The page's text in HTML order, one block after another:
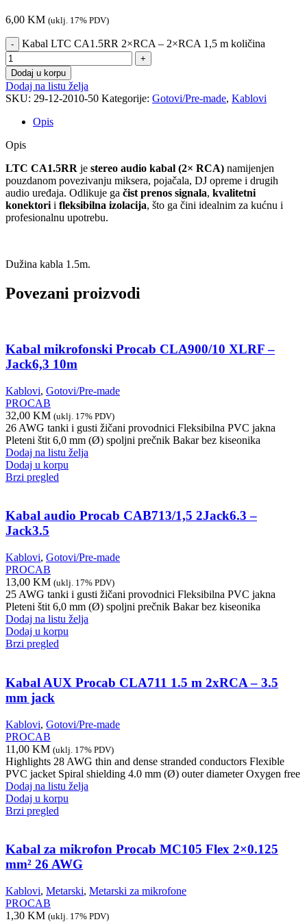
6,00 KM (uklj. 17% PDV)
Kabal LTC CA1.5RR 2×RCA – 2×RCA 1,5 m količina
Dodaj u korpu
Dodaj na listu želja
SKU: 29-12-2010-50 Kategorije: Gotovi/Pre-made, Kablovi
Opis
Opis
LTC CA1.5RR je stereo audio kabal (2× RCA) namijenjen
pouzdanom povezivanju miksera, pojačala, DJ opreme i drugih
audio uređaja. Odlikuje ga čist prenos signala, kvalitetni
konektorii fleksibilna izolacija, što ga čini idealnim za kućnu i
profesionalnu upotrebu.
Dužina kabla 1.5m.
Povezani proizvodi
Kabal mikrofonski Procab CLA900/10 XLRF –
Jack6,3 10m
Kablovi, Gotovi/Pre-made
PROCAB
32,00 KM (uklj. 17% PDV)
26 AWG tanki i gusti žičani provodnici Fleksibilna PVC jakna
Pleteni štit 6,0 mm (Ø) spoljni prečnik Bakar bez kiseonika
Dodaj na listu želja
Dodaj u korpu
Brzi pregled
Kabal audio Procab CAB713/1,5 2Jack6.3 –
Jack3.5
Kablovi, Gotovi/Pre-made
PROCAB
13,00 KM (uklj. 17% PDV)
25 AWG tanki i gusti žičani provodnici Fleksibilna PVC jakna
Pleteni štit 6,0 mm (Ø) spoljni prečnik Bakar bez kiseonika
Dodaj na listu želja
Dodaj u korpu
Brzi pregled
Kabal AUX Procab CLA711 1.5 m 2xRCA – 3.5
mm jack
Kablovi, Gotovi/Pre-made
PROCAB
11,00 KM (uklj. 17% PDV)
Highlights 28 AWG thin and dense stranded conductors Flexible
PVC jacket Spiral shielding 4.0 mm (Ø) outer diameter Oxygen free
Dodaj na listu želja
Dodaj u korpu
Brzi pregled
Kabal za mikrofon Procab MC105 Flex 2×0.125
mm² 26 AWG
Kablovi, Metarski, Metarski za mikrofone
PROCAB
1,30 KM (uklj. 17% PDV)